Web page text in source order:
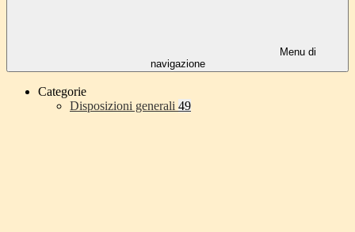
Menu di
navigazione
Categorie
Disposizioni generali 49